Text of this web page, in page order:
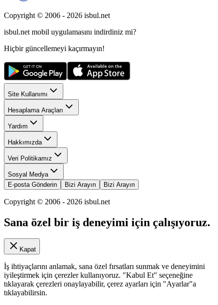
Copyright © 2006 - 2026 isbul.net
isbul.net mobil uygulamasını indirdiniz mi?
Hiçbir güncellemeyi kaçırmayın!
Site Kullanımı
Hesaplama Araçları
Yardım
Hakkımızda
Veri Politikamız
Sosyal Medya
E-posta Gönderin
Bizi Arayın Bizi Arayın
Copyright © 2006 - 2026 isbul.net
Sana özel bir iş deneyimi için çalışıyoruz.
Kapat
İş ihtiyaçlarını anlamak, sana özel fırsatları sunmak ve deneyimini
iyileştirmek için çerezler kullanıyoruz. "Kabul Et" seçeneğine
tıklayarak çerezleri onaylayabilir, çerez ayarları için "Ayarlar"a
tıklayabilirsin.